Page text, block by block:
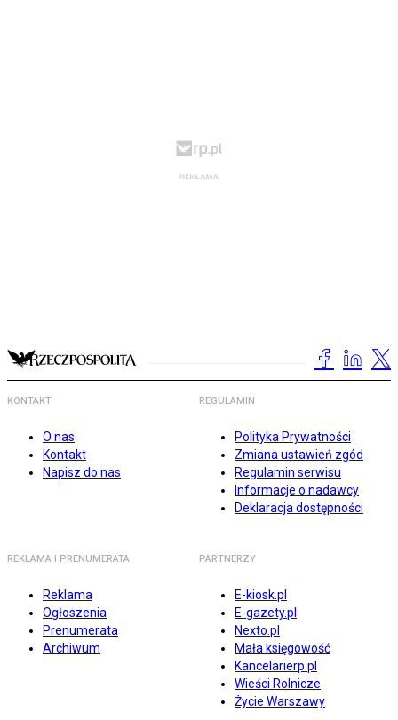
KONTAKT
O nas
Kontakt
Napisz do nas
REGULAMIN
Polityka Prywatności
Zmiana ustawień zgód
Regulamin serwisu
Informacje o nadawcy
Deklaracja dostępności
REKLAMA I PRENUMERATA
Reklama
Ogłoszenia
Prenumerata
Archiwum
PARTNERZY
E-kiosk.pl
E-gazety.pl
Nexto.pl
Mała księgowość
Kancelarierp.pl
Wieści Rolnicze
Życie Warszawy